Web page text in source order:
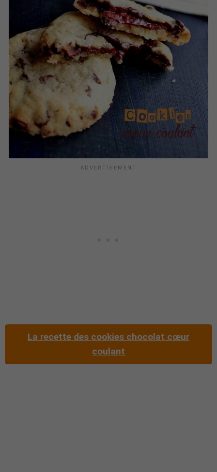
La recette des cookies chocolat cœur
coulant